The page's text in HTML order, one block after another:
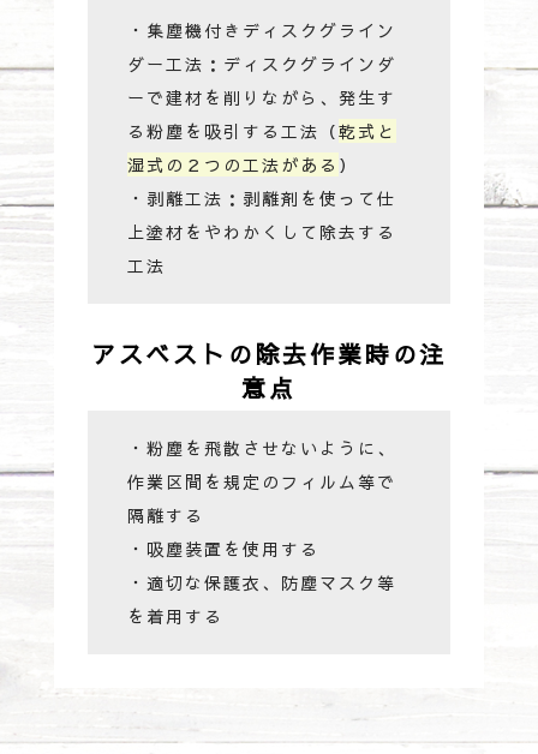
・集塵機付きディスクグライン
ダー工法：ディスクグラインダ
ーで建材を削りながら、発生す
る粉塵を吸引する工法（乾式と
湿式の２つの工法がある ）
・剥離工法：剥離剤を使って仕
上塗材をやわかくして除去する
工法
アスベストの除去作業時の注
意点
・粉塵を飛散させないように、
作業区間を規定のフィルム等で
隔離する
・吸塵装置を使用する
・適切な保護衣、防塵マスク等
を着用する